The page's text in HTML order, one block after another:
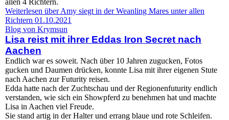
allen 4 Richtern.
Weiterlesen über Amy siegt in der Weanling Mares unter allen
Richtern 01.10.2021
Blog von Krymsun
Lisa reist mit ihrer Eddas Iron Secret nach
Aachen
Endlich war es soweit. Nach über 10 Jahren zugucken, Fotos
gucken und Daumen drücken, konnte Lisa mit ihrer eigenen Stute
nach Aachen zur Futurity reisen.
Edda hatte nach der Zuchtschau und der Regionenfuturity endlich
verstanden, wie sich ein Showpferd zu benehmen hat und machte
Lisa in Aachen viel Freude.
Sie stand artig in der Halter und errang blaue und rote Schleifen.